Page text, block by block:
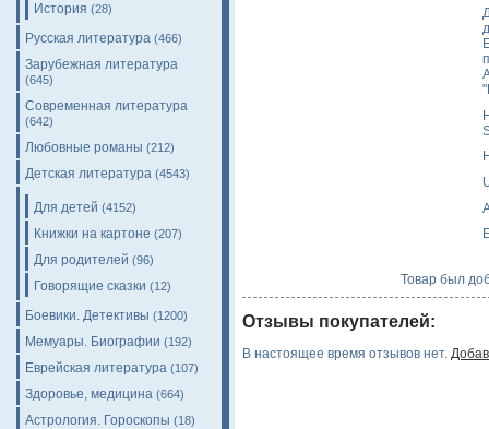
История (28)
Русская литература (466)
Зарубежная литература
(645)
Современная литература
(642)
Любовные романы (212)
Детская литература (4543)
Для детей (4152)
Книжки на картоне (207)
Для родителей (96)
Говорящие сказки (12)
Боевики. Детективы (1200)
Мемуары. Биографии (192)
Еврейская литература (107)
Здоровье, медицина (664)
Астрология. Гороскопы (18)
Товар был
Отзывы покупателей:
В настоящее время отзывов нет.